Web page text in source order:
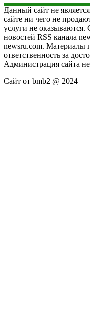
Данный сайт не
сайте ни чего не
услуги не оказываются.
новостей RSS канала
newsru.com. Материалы
ответственность за
Администрация сайта не
Сайт от bmb2 @ 2024